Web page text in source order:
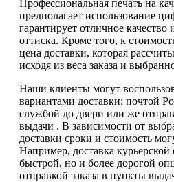
Профессиональная печать на
предполагает использование
гарантирует отличное качество
оттиска. Кроме того, к
цена доставки, которая
исходя из веса заказа и
Наши клиенты могут
вариантами доставки: почтой
службой до двери или же
выдачи . В зависимости от
доставки сроки и стоимость
Например, доставка курьерской
быстрой, но и более дорогой
отправкой заказа в пункты